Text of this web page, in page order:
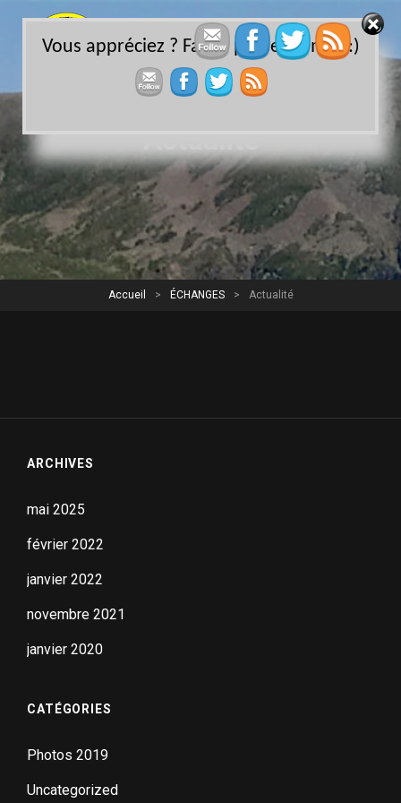
Accueil > ÉCHANGES > Actualité
ARCHIVES
mai 2025
février 2022
janvier 2022
novembre 2021
janvier 2020
CATÉGORIES
Photos 2019
Uncategorized
Vous appréciez ? Faites passer le mot :)